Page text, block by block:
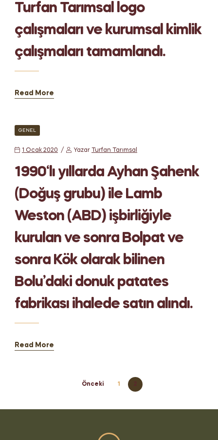
Turfan Tarımsal logo
çalışmaları ve kurumsal kimlik
çalışmaları tamamlandı.
Read More
GENEL
1 Ocak 2020 Yazar Turfan Tarımsal
1990‘lı yıllarda Ayhan Şahenk
(Doğuş grubu) ile Lamb
Weston (ABD) işbirliğiyle
kurulan ve sonra Bolpat ve
sonra Kök olarak bilinen
Bolu’daki donuk patates
fabrikası ihalede satın alındı.
Read More
Önceki 1